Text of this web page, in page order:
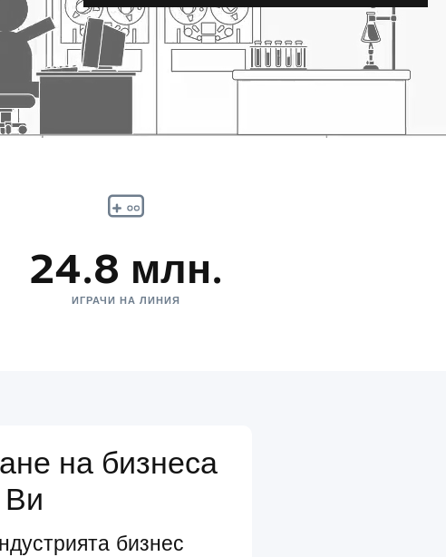
24.8 млн.
ИГРАЧИ НА ЛИНИЯ
на бизнеса
Ви
бизнес